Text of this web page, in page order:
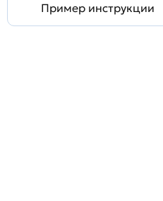
Пример инструкции